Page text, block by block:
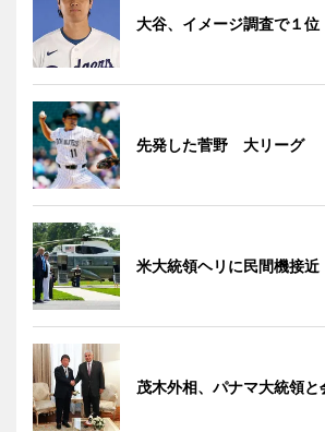
大谷、イメージ調査で１位
先発した菅野 大リーグ
米大統領ヘリに民間機接近
茂木外相、パナマ大統領と